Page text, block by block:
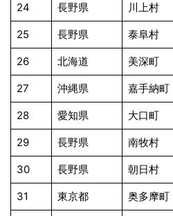
24 長野県 川上村
25 長野県 泰阜村
26 北海道 美深町
27 沖縄県 嘉手納町
28 愛知県 大口町
29 長野県 南牧村
30 長野県 朝日村
31 東京都 奥多摩町